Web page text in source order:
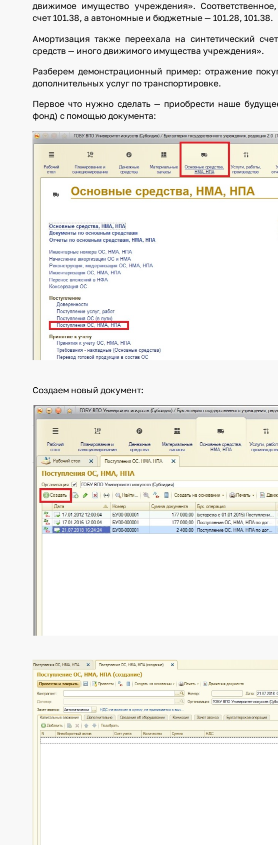
движимое имущество учреждения».
счет 101.38, а автономные и бюджетные — 101.28, 101.38.
Амортизация также переехала на синтетический
средств — иного движимого имущества учреждения».
Разберем демонстрационный пример: отражение
дополнительных услуг по транспортировке.
Первое что нужно сделать — приобрести наше
фонд) с помощью документа:
Создаем новый документ: